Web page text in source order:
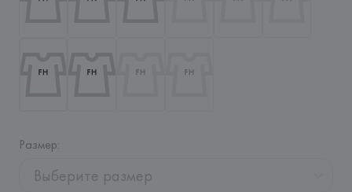
Размер:
Выберите размер